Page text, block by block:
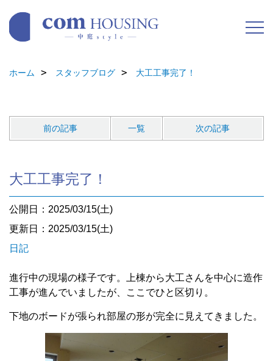
ホーム スタッフブログ 大工工事完了！
前の記事 一覧 次の記事
大工工事完了！
公開日：2025/03/15(土)
更新日：2025/03/15(土)
日記
進行中の現場の様子です。上棟から大工さんを中心に造作
工事が進んでいましたが、ここでひと区切り。
下地のボードが張られ部屋の形が完全に見えてきました。